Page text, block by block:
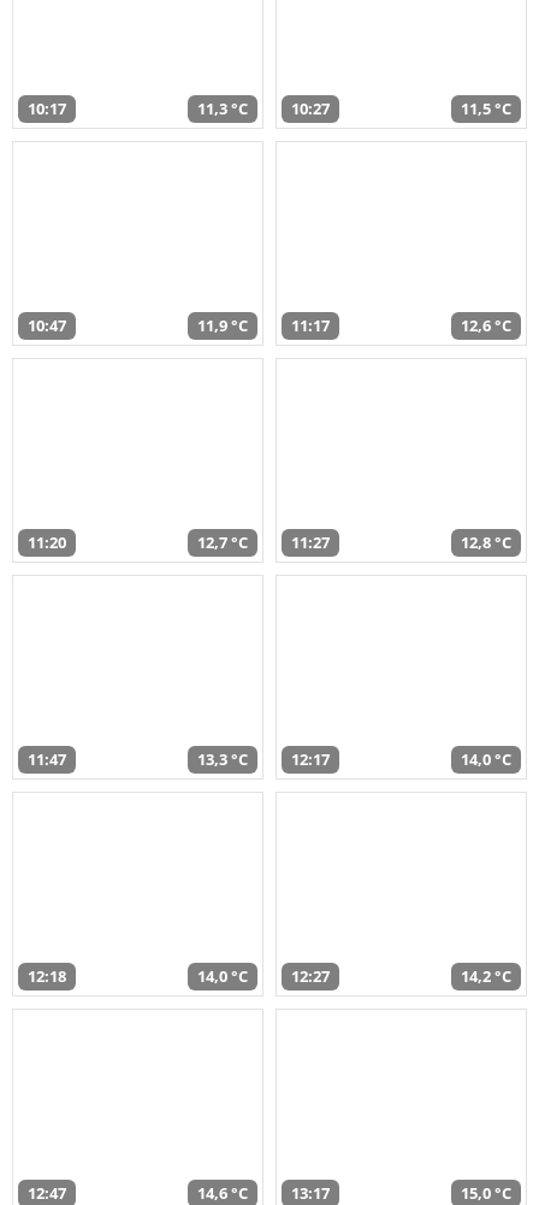
10:17 11,3 °C 10:27 11,5 °C
10:47 11,9 °C 11:17 12,6 °C
11:20 12,7 °C 11:27 12,8 °C
11:47 13,3 °C 12:17 14,0 °C
12:18 14,0 °C 12:27 14,2 °C
12:47 14,6 °C 13:17 15,0 °C